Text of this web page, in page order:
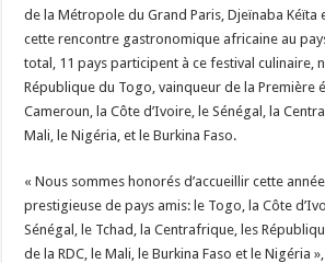
de la Métropole du Grand Paris, Djeïnaba Kéïta
cette rencontre gastronomique africaine au
total, 11 pays participent à ce festival culinaire,
République du Togo, vainqueur de la Première
Cameroun, la Côte d’Ivoire, le Sénégal, la
Mali, le Nigéria, et le Burkina Faso.
« Nous sommes honorés d’accueillir cette
prestigieuse de pays amis: le Togo, la Côte
Sénégal, le Tchad, la Centrafrique, les
de la RDC, le Mali, le Burkina Faso et le Nigéria